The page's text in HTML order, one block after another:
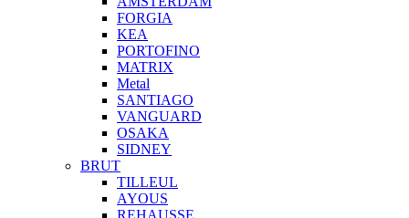
FORGIA
KEA
PORTOFINO
MATRIX
Metal
SANTIAGO
VANGUARD
OSAKA
SIDNEY
BRUT
TILLEUL
AYOUS
REHAUSSE